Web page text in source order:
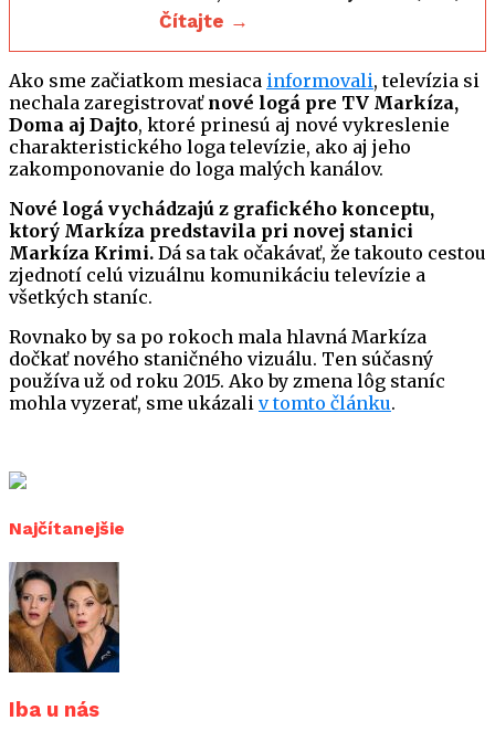
Čítajte →
Ako sme začiatkom mesiaca informovali, televízia si
nechala zaregistrovať nové logá pre TV Markíza,
Doma aj Dajto, ktoré prinesú aj nové vykreslenie
charakteristického loga televízie, ako aj jeho
zakomponovanie do loga malých kanálov.
Nové logá vychádzajú z grafického konceptu,
ktorý Markíza predstavila pri novej stanici
Markíza Krimi. Dá sa tak očakávať, že takouto cestou
zjednotí celú vizuálnu komunikáciu televízie a
všetkých staníc.
Rovnako by sa po rokoch mala hlavná Markíza
dočkať nového staničného vizuálu. Ten súčasný
používa už od roku 2015. Ako by zmena lôg staníc
mohla vyzerať, sme ukázali v tomto článku.
Najčítanejšie
Iba u nás